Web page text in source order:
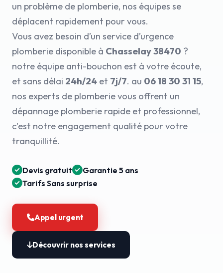
un problème de plomberie, nos équipes se
déplacent rapidement pour vous.
Vous avez besoin d’un service d’urgence
plomberie disponible à Chasselay 38470 ?
notre équipe anti-bouchon est à votre écoute,
et sans délai 24h/24 et 7j/7. au 06 18 30 31 15,
nos experts de plomberie vous offrent un
dépannage plomberie rapide et professionnel,
c'est notre engagement qualité pour votre
tranquillité.
Devis gratuit
Garantie 5 ans
Tarifs Sans surprise
Appel urgent
Découvrir nos services